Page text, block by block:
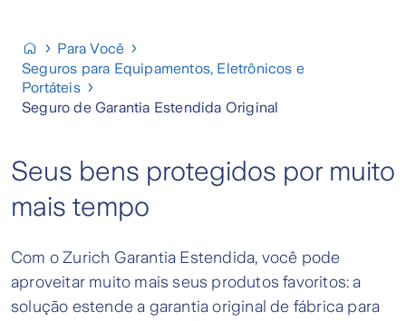
Para Você
Seguros para Equipamentos, Eletrônicos e
Portáteis
Seguro de Garantia Estendida Original
Seus bens protegidos por muito
mais tempo
Com o Zurich Garantia Estendida, você pode
aproveitar muito mais seus produtos favoritos: a
solução estende a garantia original de fábrica para